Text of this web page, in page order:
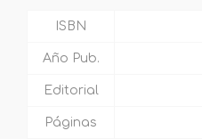
ISBN
Año Pub.
Editorial
Páginas